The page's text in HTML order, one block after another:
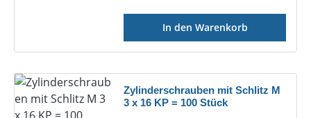
In den Warenkorb
Zylinderschrauben mit Schlitz M
3 x 16 KP = 100 Stück